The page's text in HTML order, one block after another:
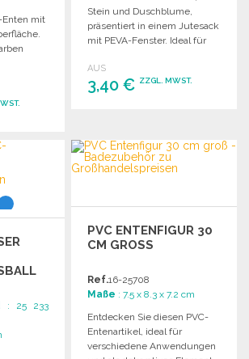
mit
Stein und Duschblume,
präsentiert in einem Jutesack
mit PEVA-Fenster. Ideal für
AUS
3,40 € ZZGL. MWST.
Angebot anfordern
P
: 25 233
PVC ENTENFIGUR 30
CM GROSS
Ref.16-25708
Maße : 7.5 x 8.3 x 7.2 cm
Entdecken Sie diesen PVC-
Entenartikel, ideal für
verschiedene Anwendungen